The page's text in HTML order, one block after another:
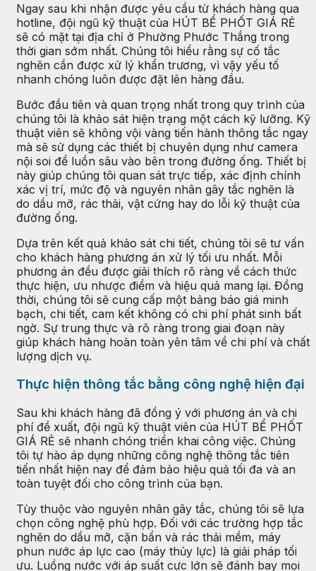
Ngay sau khi nhận được yêu cầu từ khách hàng qua
hotline, đội ngũ kỹ thuật của HÚT BỂ PHỐT GIÁ RẺ
sẽ có mặt tại địa chỉ ở Phường Phước Thắng trong
thời gian sớm nhất. Chúng tôi hiểu rằng sự cố tắc
nghẽn cần được xử lý khẩn trương, vì vậy yếu tố
nhanh chóng luôn được đặt lên hàng đầu.
Bước đầu tiên và quan trọng nhất trong quy trình của
chúng tôi là khảo sát hiện trạng một cách kỹ lưỡng. Kỹ
thuật viên sẽ không vội vàng tiến hành thông tắc ngay
mà sẽ sử dụng các thiết bị chuyên dụng như camera
nội soi để luồn sâu vào bên trong đường ống. Thiết bị
này giúp chúng tôi quan sát trực tiếp, xác định chính
xác vị trí, mức độ và nguyên nhân gây tắc nghẽn là
do dầu mỡ, rác thải, vật cứng hay do lỗi kỹ thuật của
đường ống.
Dựa trên kết quả khảo sát chi tiết, chúng tôi sẽ tư vấn
cho khách hàng phương án xử lý tối ưu nhất. Mỗi
phương án đều được giải thích rõ ràng về cách thức
thực hiện, ưu nhược điểm và hiệu quả mang lại. Đồng
thời, chúng tôi sẽ cung cấp một bảng báo giá minh
bạch, chi tiết, cam kết không có chi phí phát sinh bất
ngờ. Sự trung thực và rõ ràng trong giai đoạn này
giúp khách hàng hoàn toàn yên tâm về chi phí và chất
lượng dịch vụ.
Thực hiện thông tắc bằng công nghệ hiện đại
Sau khi khách hàng đã đồng ý với phương án và chi
phí đề xuất, đội ngũ kỹ thuật viên của HÚT BỂ PHỐT
GIÁ RẺ sẽ nhanh chóng triển khai công việc. Chúng
tôi tự hào áp dụng những công nghệ thông tắc tiên
tiến nhất hiện nay để đảm bảo hiệu quả tối đa và an
toàn tuyệt đối cho công trình của bạn.
Tùy thuộc vào nguyên nhân gây tắc, chúng tôi sẽ lựa
chọn công nghệ phù hợp. Đối với các trường hợp tắc
nghẽn do dầu mỡ, cặn bẩn và rác thải mềm, máy
phun nước áp lực cao (máy thủy lực) là giải pháp tối
ưu. Luồng nước với áp suất cực lớn sẽ đánh bay mọi